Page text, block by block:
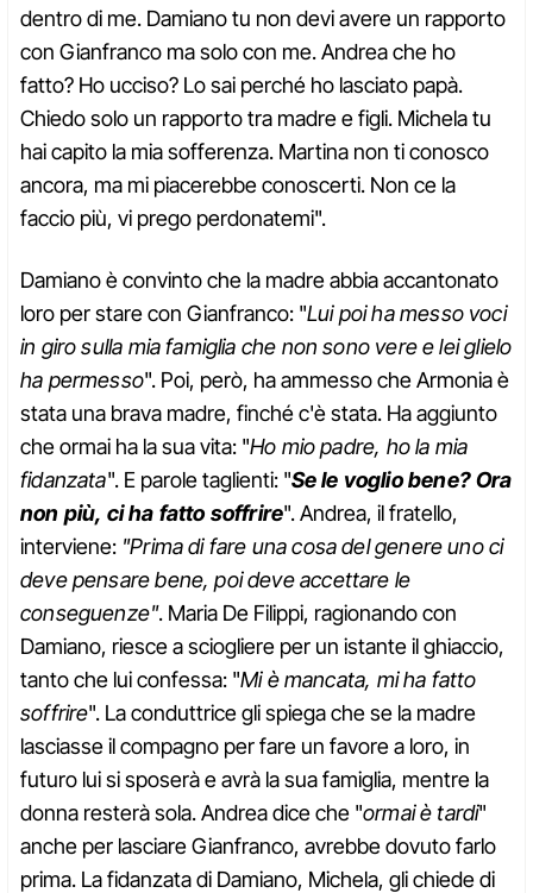
dentro di me. Damiano tu non devi avere un rapporto
con Gianfranco ma solo con me. Andrea che ho
fatto? Ho ucciso? Lo sai perché ho lasciato papà.
Chiedo solo un rapporto tra madre e figli. Michela tu
hai capito la mia sofferenza. Martina non ti conosco
ancora, ma mi piacerebbe conoscerti. Non ce la
faccio più, vi prego perdonatemi".
Damiano è convinto che la madre abbia accantonato
loro per stare con Gianfranco: "Lui poi ha messo voci
in giro sulla mia famiglia che non sono vere e lei glielo
ha permesso". Poi, però, ha ammesso che Armonia è
stata una brava madre, finché c'è stata. Ha aggiunto
che ormai ha la sua vita: "Ho mio padre, ho la mia
fidanzata". E parole taglienti: "Se le voglio bene? Ora
non più, ci ha fatto soffrire". Andrea, il fratello,
interviene: "Prima di fare una cosa del genere uno ci
deve pensare bene, poi deve accettare le
conseguenze". Maria De Filippi, ragionando con
Damiano, riesce a sciogliere per un istante il ghiaccio,
tanto che lui confessa: "Mi è mancata, mi ha fatto
soffrire". La conduttrice gli spiega che se la madre
lasciasse il compagno per fare un favore a loro, in
futuro lui si sposerà e avrà la sua famiglia, mentre la
donna resterà sola. Andrea dice che "ormai è tardi"
anche per lasciare Gianfranco, avrebbe dovuto farlo
prima. La fidanzata di Damiano, Michela, gli chiede di